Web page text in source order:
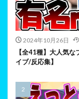
2024年10月26日
【全41種】大人気
イブ/反応集】